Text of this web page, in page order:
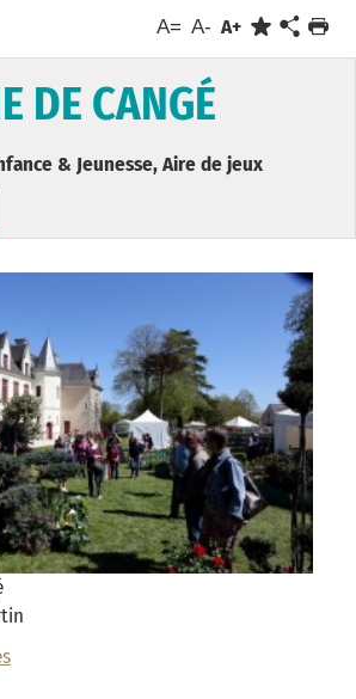
A= A- A+
DE CANGÉ
& Jeunesse, Aire de jeux